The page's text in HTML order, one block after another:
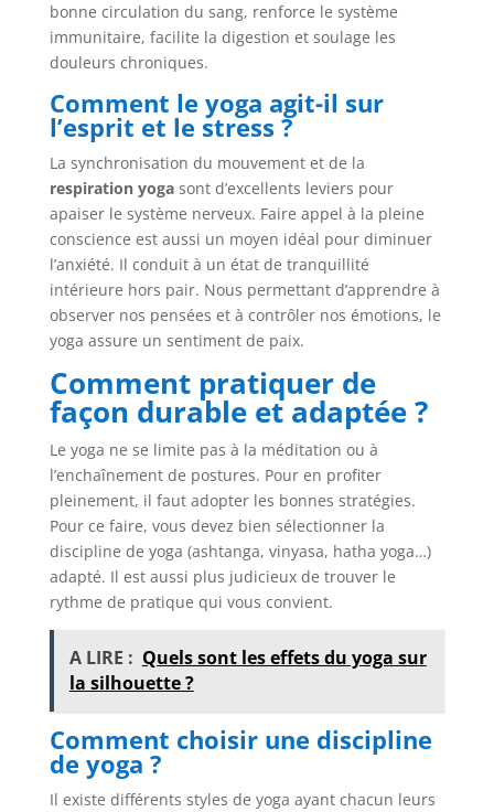
bonne circulation du sang, renforce le système
immunitaire, facilite la digestion et soulage les
douleurs chroniques.
Comment le yoga agit-il sur
l’esprit et le stress ?
La synchronisation du mouvement et de la
respiration yogasont d’excellents leviers pour
apaiser le système nerveux. Faire appel à la pleine
conscience est aussi un moyen idéal pour diminuer
l’anxiété. Il conduit à un état de tranquillité
intérieure hors pair. Nous permettant d’apprendre à
observer nos pensées et à contrôler nos émotions, le
yoga assure un sentiment de paix.
Comment pratiquer de
façon durable et adaptée ?
Le yoga ne se limite pas à la méditation ou à
l’enchaînement de postures. Pour en profiter
pleinement, il faut adopter les bonnes stratégies.
Pour ce faire, vous devez bien sélectionner la
discipline de yoga (ashtanga, vinyasa, hatha yoga…)
adapté. Il est aussi plus judicieux de trouver le
rythme de pratique qui vous convient.
A LIRE : Quels sont les effets du yoga sur
la silhouette ?
Comment choisir une discipline
de yoga ?
Il existe différents styles de yoga ayant chacun leurs